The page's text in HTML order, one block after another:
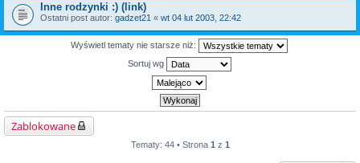
Inne rodzynki :) (link)
Ostatni post autor: gadzet21 « wt 04 lut 2003, 22:42
Wyświetl tematy nie starsze niż:
Sortuj wg
Zablokowane
Tematy: 44 • Strona 1 z 1